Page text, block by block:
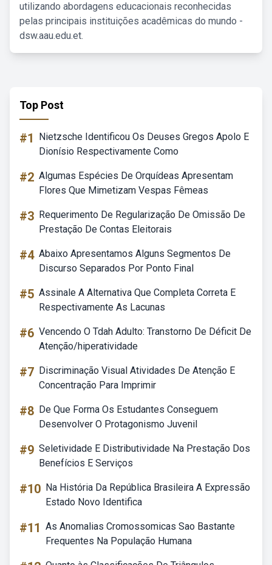
utilizando abordagens educacionais reconhecidas
pelas principais instituições acadêmicas do mundo -
dsw.aau.edu.et.
Top Post
#1
Nietzsche Identificou Os Deuses Gregos Apolo E
Dionísio Respectivamente Como
#2 Algumas Espécies De Orquídeas Apresentam
Flores Que Mimetizam Vespas Fêmeas
#3 Requerimento De Regularização De Omissão De
Prestação De Contas Eleitorais
#4 Abaixo Apresentamos Alguns Segmentos De
Discurso Separados Por Ponto Final
#5 Assinale A Alternativa Que Completa Correta E
Respectivamente As Lacunas
#6 Vencendo O Tdah Adulto: Transtorno De Déficit De
Atenção/hiperatividade
#7 Discriminação Visual Atividades De Atenção E
Concentração Para Imprimir
#8 De Que Forma Os Estudantes Conseguem
Desenvolver O Protagonismo Juvenil
#9 Seletividade E Distributividade Na Prestação Dos
Benefícios E Serviços
#10 Na História Da República Brasileira A Expressão
Estado Novo Identifica
#11 As Anomalias Cromossomicas Sao Bastante
Frequentes Na População Humana